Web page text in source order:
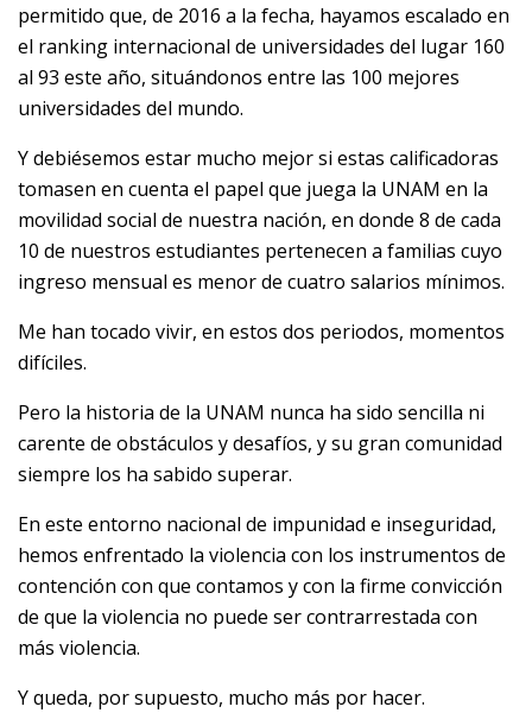
permitido que, de 2016 a la fecha, hayamos escalado en
el ranking internacional de universidades del lugar 160
al 93 este año, situándonos entre las 100 mejores
universidades del mundo.
Y debiésemos estar mucho mejor si estas calificadoras
tomasen en cuenta el papel que juega la UNAM en la
movilidad social de nuestra nación, en donde 8 de cada
10 de nuestros estudiantes pertenecen a familias cuyo
ingreso mensual es menor de cuatro salarios mínimos.
Me han tocado vivir, en estos dos periodos, momentos
difíciles.
Pero la historia de la UNAM nunca ha sido sencilla ni
carente de obstáculos y desafíos, y su gran comunidad
siempre los ha sabido superar.
En este entorno nacional de impunidad e inseguridad,
hemos enfrentado la violencia con los instrumentos de
contención con que contamos y con la firme convicción
de que la violencia no puede ser contrarrestada con
más violencia.
Y queda, por supuesto, mucho más por hacer.